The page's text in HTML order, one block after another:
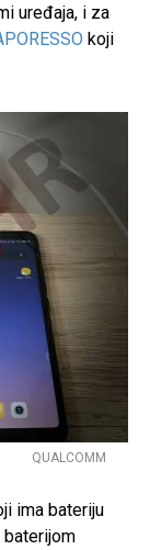
uređaja, i za
koji
QUALCOMM
ima bateriju
baterijom